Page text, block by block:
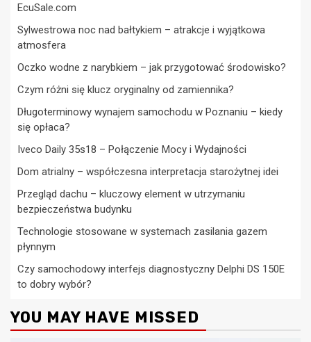
EcuSale.com
Sylwestrowa noc nad bałtykiem – atrakcje i wyjątkowa
atmosfera
Oczko wodne z narybkiem – jak przygotować środowisko?
Czym różni się klucz oryginalny od zamiennika?
Długoterminowy wynajem samochodu w Poznaniu – kiedy
się opłaca?
Iveco Daily 35s18 – Połączenie Mocy i Wydajności
Dom atrialny – współczesna interpretacja starożytnej idei
Przegląd dachu – kluczowy element w utrzymaniu
bezpieczeństwa budynku
Technologie stosowane w systemach zasilania gazem
płynnym
Czy samochodowy interfejs diagnostyczny Delphi DS 150E
to dobry wybór?
YOU MAY HAVE MISSED